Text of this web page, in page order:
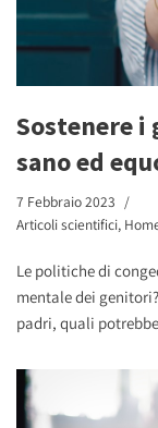
Sostenere
sano ed
7 Febbraio 2023
Articoli scientifici,
Le politiche di
mentale dei
padri, quali